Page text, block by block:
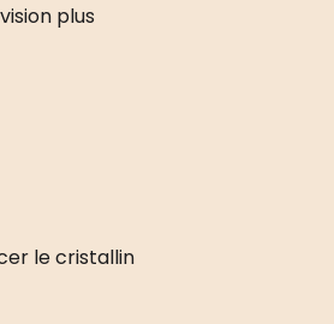
plus
le cristallin